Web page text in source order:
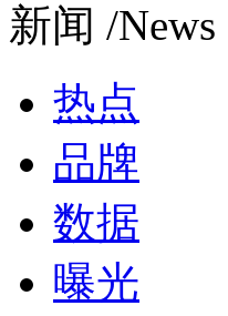
新闻 /News
热点
品牌
数据
曝光